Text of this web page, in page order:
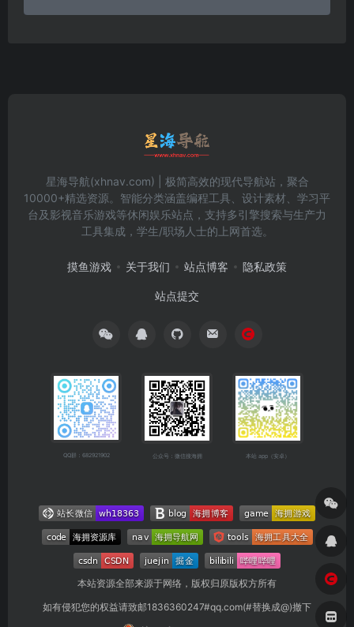
星海导航(xhnav.com) | 极简高效的现代导航站，聚合
10000+精选资源。智能分类涵盖编程工具、设计素材、学习平
台及影视音乐游戏等休闲娱乐站点，支持多引擎搜索与生产力
工具集成，学生/职场人士的上网首选。
摸鱼游戏 关于我们 站点博客 隐私政策
站点提交
QQ群：682921902 公众号：微信搜海拥 本站 app（安卓）
本站资源全部来源于网络，版权归原版权方所有
如有侵犯您的权益请致邮1836360247#qq.com(#替换成@)撤下